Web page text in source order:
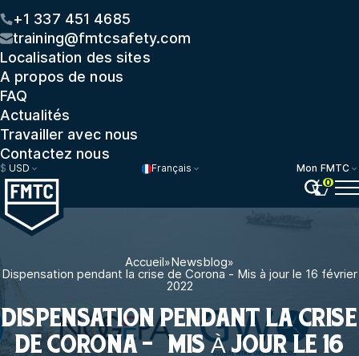
+1 337 451 4685
training@fmtcsafety.com
Localisation des sites
A propos de nous
FAQ
Actualités
Travailler avec nous
Contactez nous
$ USD Français
Mon FMTC
0
Accueil»Newsblog»
Dispensation pendant la crise de Corona - Mis à jour le 16 février
2022
DISPENSATION PENDANT LA CRISE
DE CORONA - MIS À JOUR LE 16